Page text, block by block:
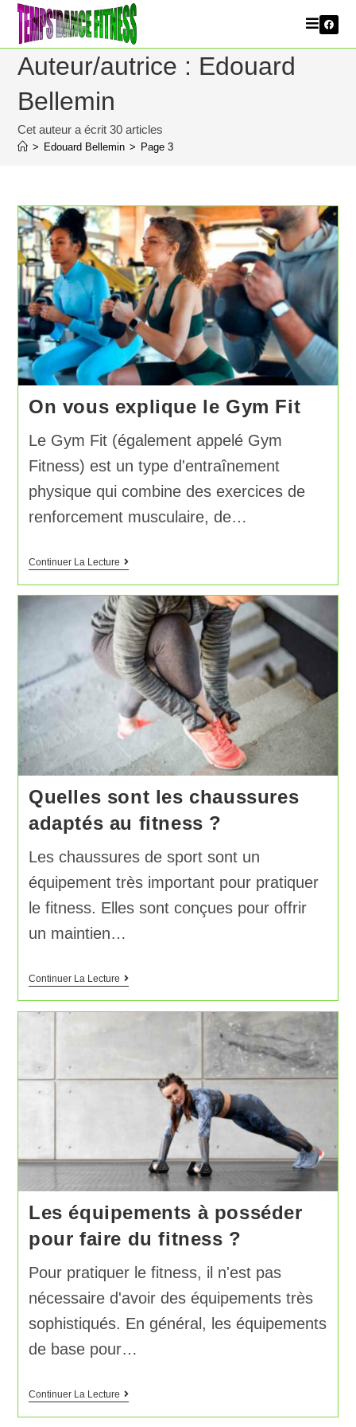
Auteur/autrice : Edouard
Bellemin
Cet auteur a écrit 30 articles
> Edouard Bellemin > Page 3
On vous explique le Gym Fit
Le Gym Fit (également appelé Gym
Fitness) est un type d'entraînement
physique qui combine des exercices de
renforcement musculaire, de…
Continuer La Lecture
Quelles sont les chaussures
adaptés au fitness ?
Les chaussures de sport sont un
équipement très important pour pratiquer
le fitness. Elles sont conçues pour offrir
un maintien…
Continuer La Lecture
Les équipements à posséder
pour faire du fitness ?
Pour pratiquer le fitness, il n'est pas
nécessaire d'avoir des équipements très
sophistiqués. En général, les équipements
de base pour…
Continuer La Lecture